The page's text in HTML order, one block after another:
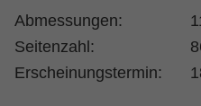
Abmessungen:
Seitenzahl:
Erscheinungstermin: